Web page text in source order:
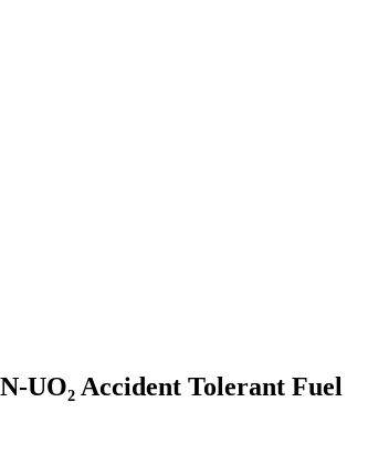
UO₂ Accident Tolerant Fuel